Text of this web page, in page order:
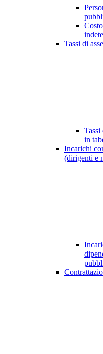
Tassi di
Tassi
in
Incarichi
(dirigenti e